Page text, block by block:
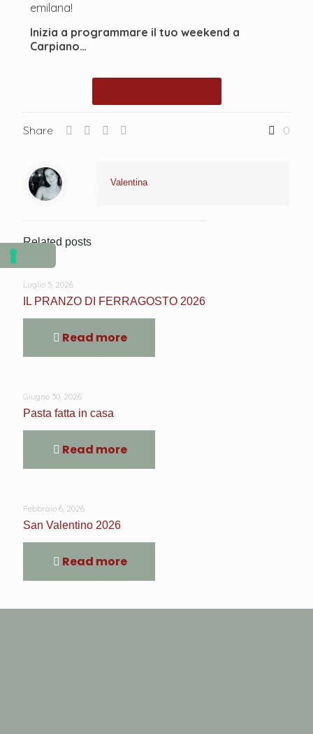
emilana!
Inizia a programmare il tuo weekend a
Carpiano…
Share 0
Valentina
Related posts
Luglio 5, 2026
IL PRANZO DI FERRAGOSTO 2026
Read more
Giugno 30, 2026
Pasta fatta in casa
Read more
Febbraio 6, 2026
San Valentino 2026
Read more